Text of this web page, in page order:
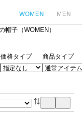
WOMEN MEN
帽子（WOMEN）
価格タイプ 商品タイプ